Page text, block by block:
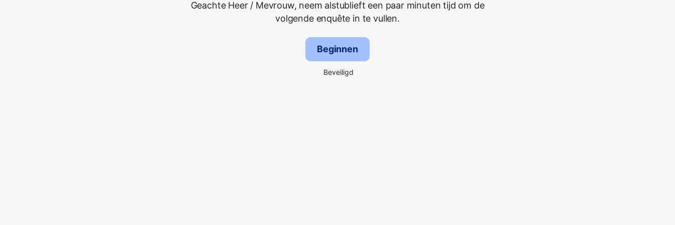
Geachte Heer / Mevrouw, neem alstublieft een paar minuten tijd om de
volgende enquête in te vullen.
Beginnen
Beveiligd